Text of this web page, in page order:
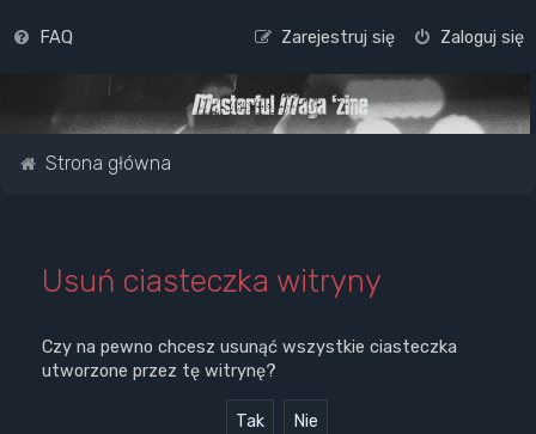
FAQ Zaloguj się
Zarejestruj się
Strona główna
Usuń ciasteczka witryny
Czy na pewno chcesz usunąć wszystkie ciasteczka
utworzone przez tę witrynę?